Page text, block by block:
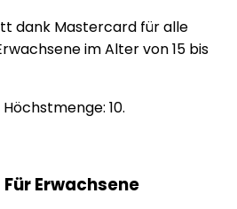
dank Mastercard für alle
im Alter von 15 bis
10.
Erwachsene